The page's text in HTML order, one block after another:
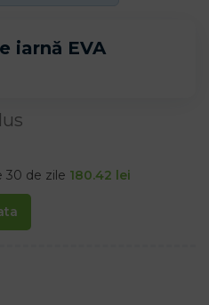
iarnă EVA
30 de zile 180.42 lei